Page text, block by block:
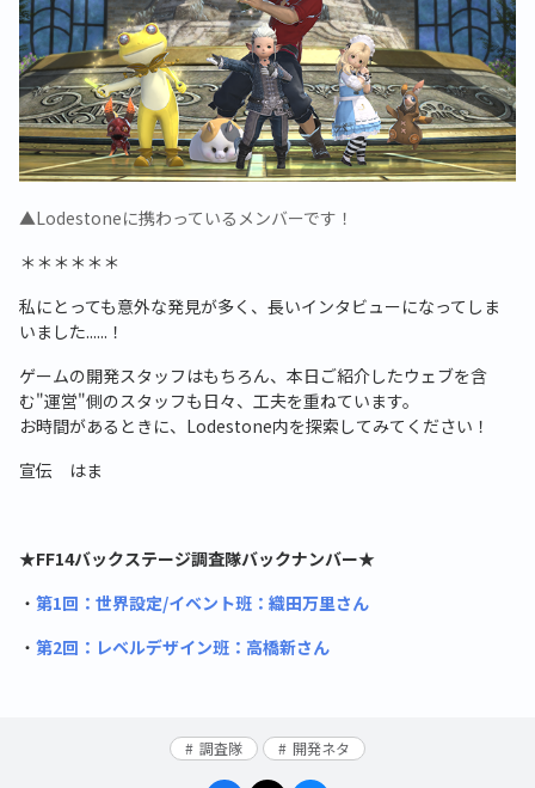
▲Lodestoneに携わっているメンバーです！
＊＊＊＊＊＊
私にとっても意外な発見が多く、長いインタビューになってしま
いました......！
ゲームの開発スタッフはもちろん、本日ご紹介したウェブを含
む"運営"側のスタッフも日々、工夫を重ねています。
お時間があるときに、Lodestone内を探索してみてください！
宣伝 はま
★FF14バックステージ調査隊バックナンバー★
・ 第1回：世界設定/イベント班：織田万里さん
・ 第2回：レベルデザイン班：高橋新さん
調査隊 開発ネタ